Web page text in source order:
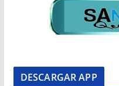
DESCARGAR APP